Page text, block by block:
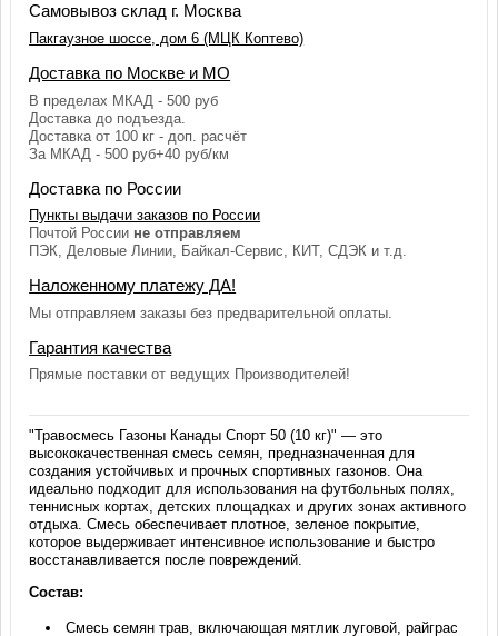
Самовывоз склад г. Москва
Пакгаузное шоссе, дом 6 (МЦК Коптево)
Доставка по Москве и МО
В пределах МКАД - 500 руб
Доставка до подъезда.
Доставка от 100 кг - доп. расчёт
За МКАД - 500 руб+40 руб/км
Доставка по России
Пункты выдачи заказов по России
Почтой России не отправляем
ПЭК, Деловые Линии, Байкал-Сервис, КИТ, СДЭК и т.д.
Наложенному платежу ДА!
Мы отправляем заказы без предварительной оплаты.
Гарантия качества
Прямые поставки от ведущих Производителей!
"Травосмесь Газоны Канады Спорт 50 (10 кг)" — это
высококачественная смесь семян, предназначенная для
создания устойчивых и прочных спортивных газонов. Она
идеально подходит для использования на футбольных полях,
теннисных кортах, детских площадках и других зонах активного
отдыха. Смесь обеспечивает плотное, зеленое покрытие,
которое выдерживает интенсивное использование и быстро
восстанавливается после повреждений.
Состав:
Смесь семян трав, включающая мятлик луговой, райграс